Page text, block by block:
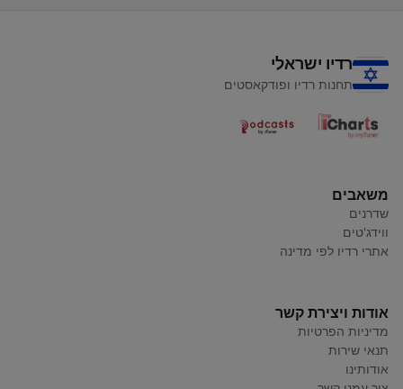
רדיו ישראלי
תחנות רדיו ופודקאסטים
משאבים
שדרנים
ווידג'טים
אתרי רדיו לפי מדינה
אודות ויצירת קשר
מדיניות הפרטיות
תנאי שירות
אודותינו